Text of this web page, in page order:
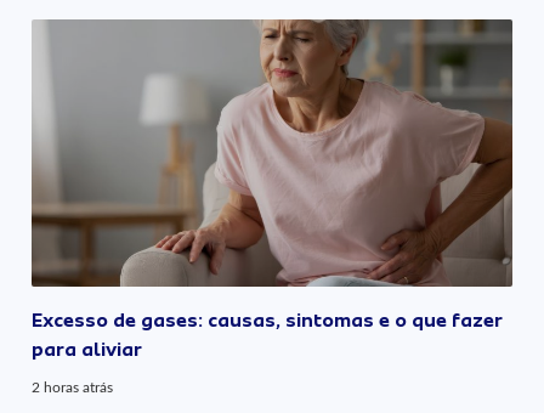
Excesso de gases: causas, sintomas e o que fazer
para aliviar
2 horas atrás